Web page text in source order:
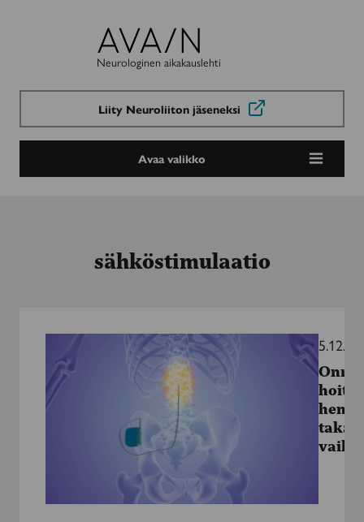
Avain-
lehti
Neurologinen aikakauslehti
Liity Neuroliiton jäseneksi
Avaa valikko
sähköstimulaatio
kivun
pelastaa
henkiä
takajuostestimulaatio
hoito